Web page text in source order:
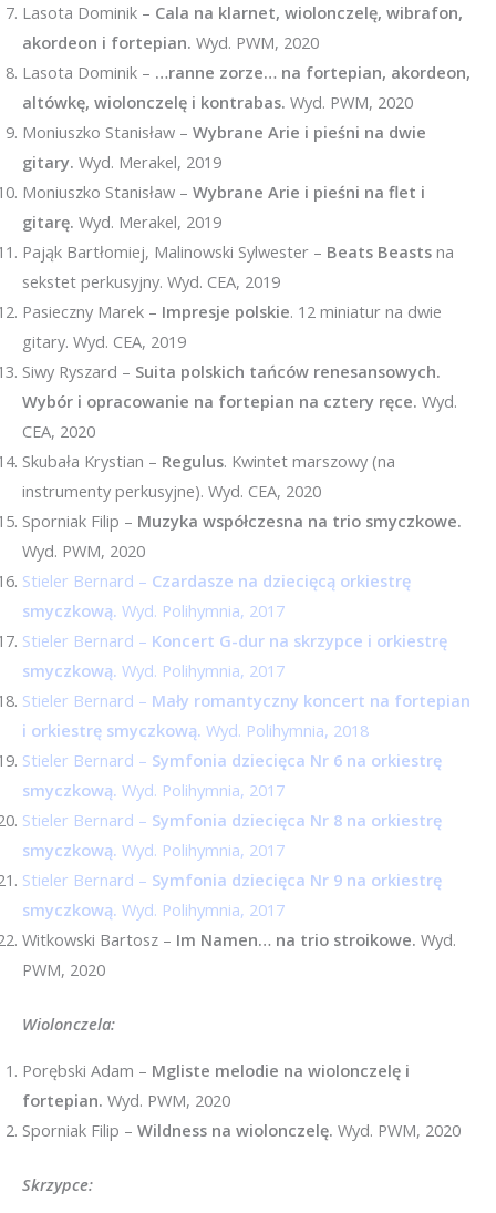
Lasota Dominik – Cala na klarnet, wiolonczelę, wibrafon,
akordeon i fortepian. Wyd. PWM, 2020
Lasota Dominik – …ranne zorze… na fortepian, akordeon,
altówkę, wiolonczelę i kontrabas. Wyd. PWM, 2020
Moniuszko Stanisław – Wybrane Arie i pieśni na dwie
gitary. Wyd. Merakel, 2019
Moniuszko Stanisław – Wybrane Arie i pieśni na flet i
gitarę. Wyd. Merakel, 2019
Pająk Bartłomiej, Malinowski Sylwester – Beats Beasts na
sekstet perkusyjny. Wyd. CEA, 2019
Pasieczny Marek – Impresje polskie. 12 miniatur na dwie
gitary. Wyd. CEA, 2019
Siwy Ryszard – Suita polskich tańców renesansowych.
Wybór i opracowanie na fortepian na cztery ręce. Wyd.
CEA, 2020
Skubała Krystian – Regulus. Kwintet marszowy (na
instrumenty perkusyjne). Wyd. CEA, 2020
Sporniak Filip – Muzyka współczesna na trio smyczkowe.
Wyd. PWM, 2020
Stieler Bernard – Czardasze na dziecięcą orkiestrę
smyczkową. Wyd. Polihymnia, 2017
Stieler Bernard – Koncert G-dur na skrzypce i orkiestrę
smyczkową. Wyd. Polihymnia, 2017
Stieler Bernard – Mały romantyczny koncert na fortepian
i orkiestrę smyczkową. Wyd. Polihymnia, 2018
Stieler Bernard – Symfonia dziecięca Nr 6 na orkiestrę
smyczkową. Wyd. Polihymnia, 2017
Stieler Bernard – Symfonia dziecięca Nr 8 na orkiestrę
smyczkową. Wyd. Polihymnia, 2017
Stieler Bernard – Symfonia dziecięca Nr 9 na orkiestrę
smyczkową. Wyd. Polihymnia, 2017
Witkowski Bartosz – Im Namen… na trio stroikowe. Wyd.
PWM, 2020
Wiolonczela:
Porębski Adam – Mgliste melodie na wiolonczelę i
fortepian. Wyd. PWM, 2020
Sporniak Filip – Wildness na wiolonczelę. Wyd. PWM, 2020
Skrzypce: